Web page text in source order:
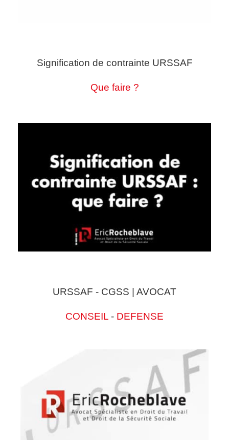
Signification de contrainte URSSAF
Que faire ?
URSSAF - CGSS | AVOCAT
CONSEIL - DEFENSE